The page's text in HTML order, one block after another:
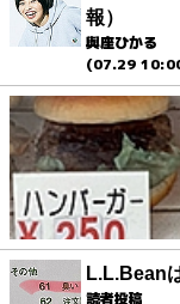
報）
與座ひかる
(07.29
L.L.Bean
読者投稿